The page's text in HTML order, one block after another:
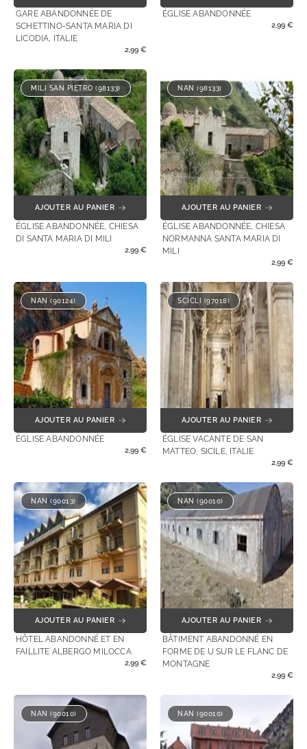
GARE ABANDONNÉE DE
SCHETTINO-SANTA MARIA DI
LICODIA, ITALIE
2,99 €
ÉGLISE ABANDONNÉE
2,99 €
MILI SAN PIETRO (98133)
AJOUTER AU PANIER
ÉGLISE ABANDONNÉE, CHIESA
DI SANTA MARIA DI MILI
2,99 €
NAN (98133)
AJOUTER AU PANIER
ÉGLISE ABANDONNÉE, CHIESA
NORMANNA SANTA MARIA DI
MILI
2,99 €
NAN (90124)
AJOUTER AU PANIER
ÉGLISE ABANDONNÉE
2,99 €
SCICLI (97018)
AJOUTER AU PANIER
ÉGLISE VACANTE DE SAN
MATTEO, SICILE, ITALIE
2,99 €
NAN (90013)
AJOUTER AU PANIER
HÔTEL ABANDONNÉ ET EN
FAILLITE ALBERGO MILOCCA
2,99 €
NAN (90010)
AJOUTER AU PANIER
BÂTIMENT ABANDONNÉ EN
FORME DE U SUR LE FLANC DE
MONTAGNE
2,99 €
NAN (90010) NAN (90010)